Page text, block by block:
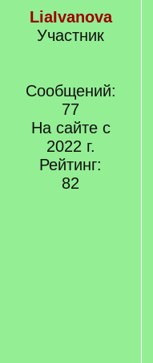
LiaIvanova
Участник
Сообщений:
77
На сайте с
2022 г.
Рейтинг:
82